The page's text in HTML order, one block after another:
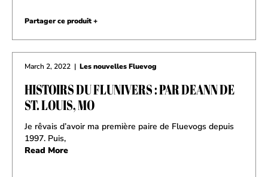
Partager ce produit +
March 2, 2022 | Les nouvelles Fluevog
HISTOIRS DU FLUNIVERS : PAR DEANN DE
ST. LOUIS, MO
Je rêvais d’avoir ma première paire de Fluevogs depuis
1997. Puis,
Read More